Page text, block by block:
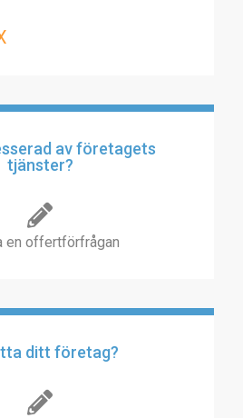
av företagets
tjänster?
en offertförfrågan
ditt företag?